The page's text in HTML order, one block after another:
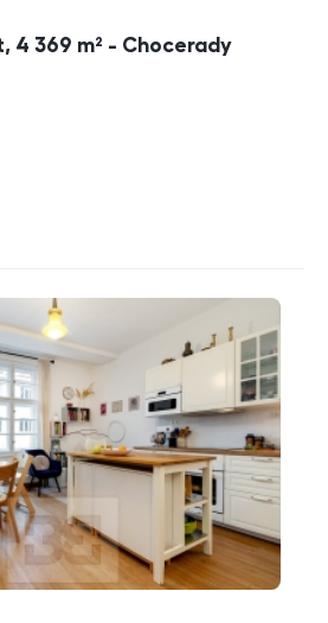
4 369 m² - Chocerady